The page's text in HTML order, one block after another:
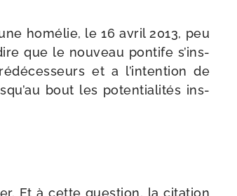
homé­lie, le 16 avril 2013, peu
que le nou­veau pon­tife s’ins­
et a l’in­ten­tion de
bout les poten­tia­li­tés ins­
Et à cette ques­tion, la cita­tion